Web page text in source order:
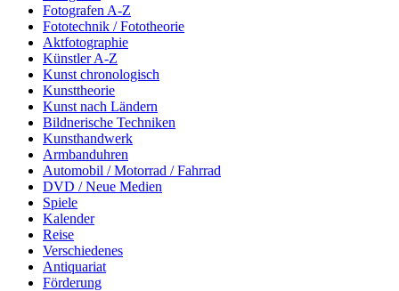
Fotografen A-Z
Fototechnik / Fototheorie
Aktfotographie
Künstler A-Z
Kunst chronologisch
Kunsttheorie
Kunst nach Ländern
Bildnerische Techniken
Kunsthandwerk
Armbanduhren
Automobil / Motorrad / Fahrrad
DVD / Neue Medien
Spiele
Kalender
Reise
Verschiedenes
Antiquariat
Förderung